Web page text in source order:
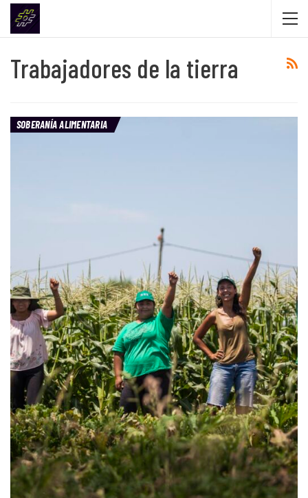
Trabajadores de la tierra
SOBERANÍA ALIMENTARIA